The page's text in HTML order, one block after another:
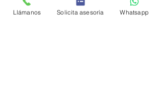
Llámanos Solicita asesoría Whatsapp